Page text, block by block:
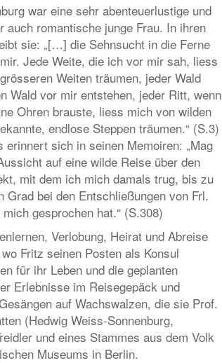
war eine sehr abenteuerlustige und
auch romantische junge Frau. In ihren
sie: „[…] die Sehnsucht in die Ferne
Jede Weite, die ich vor mir sah, liess
Weiten träumen, jeder Wald
Wald vor mir entstehen, jeder Ritt, wenn
Ohren brauste, liess mich von wilden
endlose Steppen träumen.“ (S.3)
erinnert sich in seinen Memoiren: „Mag
auf eine wilde Reise über den
mit dem ich mich damals trug, bis zu
Grad bei den Entschließungen von Frl.
gesprochen hat.“ (S.308)
Verlobung, Heirat und Abreise
Fritz seinen Posten als Konsul
für ihr Leben und die geplanten
Erlebnisse im Reisegepäck und
auf Wachswalzen, die sie Prof.
(Hedwig Weiss-Sonnenburg,
und eines Stammes aus dem Volk
Museums in Berlin.